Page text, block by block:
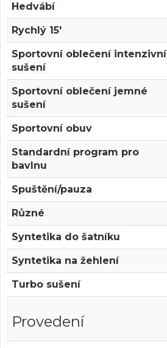
Hedvábí
Rychlý 15'
Sportovní oblečení intenzivní
sušení
Sportovní oblečení jemné
sušení
Sportovní obuv
Standardní program pro
bavlnu
Spuštění/pauza
Různé
Syntetika do šatníku
Syntetika na žehlení
Turbo sušení
Provedení